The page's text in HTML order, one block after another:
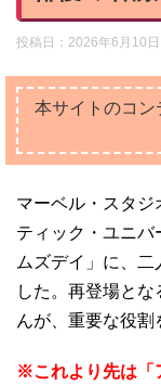
投稿日： 2026年6月10日
本サイトのコン
マーベル・スタジ
ティック・ユニバ
ムズデイ」に、
した。再登場と
んが、重要な役割
※これより先は「